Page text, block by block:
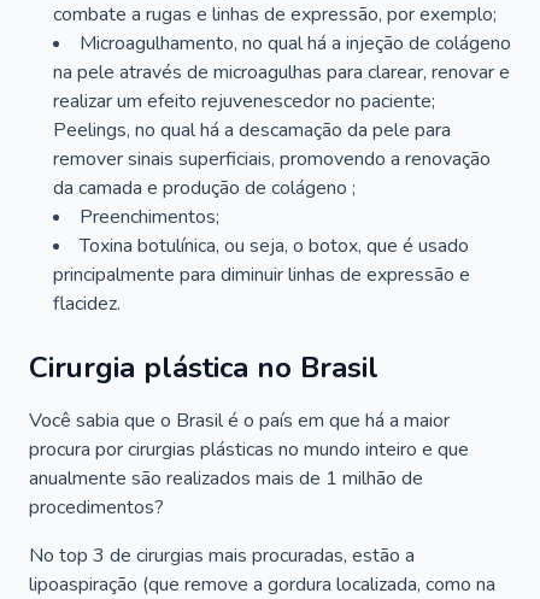
combate a rugas e linhas de expressão, por exemplo;
Microagulhamento, no qual há a injeção de colágeno
na pele através de microagulhas para clarear, renovar e
realizar um efeito rejuvenescedor no paciente;
Peelings, no qual há a descamação da pele para
remover sinais superficiais, promovendo a renovação
da camada e produção de colágeno ;
Preenchimentos;
Toxina botulínica, ou seja, o botox, que é usado
principalmente para diminuir linhas de expressão e
flacidez.
Cirurgia plástica no Brasil
Você sabia que o Brasil é o país em que há a maior
procura por cirurgias plásticas no mundo inteiro e que
anualmente são realizados mais de 1 milhão de
procedimentos?
No top 3 de cirurgias mais procuradas, estão a
lipoaspiração (que remove a gordura localizada, como na